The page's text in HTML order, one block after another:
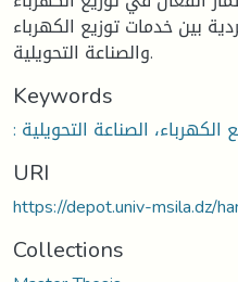
بين خدمات توزيع الكهرباء
والصناعة التحويلية.
Keywords
URI
https://depot.univ-msila.dz/
Collections